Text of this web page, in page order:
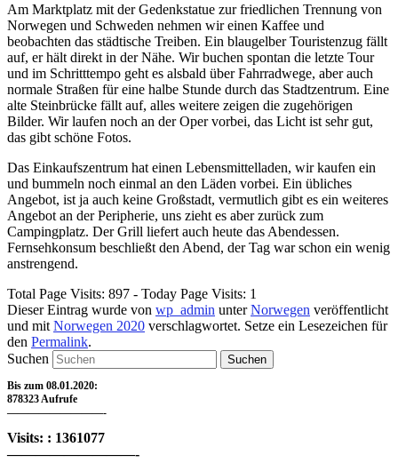
Am Marktplatz mit der Gedenkstatue zur friedlichen Trennung von
Norwegen und Schweden nehmen wir einen Kaffee und
beobachten das städtische Treiben. Ein blaugelber Touristenzug fällt
auf, er hält direkt in der Nähe. Wir buchen spontan die letzte Tour
und im Schritttempo geht es alsbald über Fahrradwege, aber auch
normale Straßen für eine halbe Stunde durch das Stadtzentrum. Eine
alte Steinbrücke fällt auf, alles weitere zeigen die zugehörigen
Bilder. Wir laufen noch an der Oper vorbei, das Licht ist sehr gut,
das gibt schöne Fotos.
Das Einkaufszentrum hat einen Lebensmittelladen, wir kaufen ein
und bummeln noch einmal an den Läden vorbei. Ein übliches
Angebot, ist ja auch keine Großstadt, vermutlich gibt es ein weiteres
Angebot an der Peripherie, uns zieht es aber zurück zum
Campingplatz. Der Grill liefert auch heute das Abendessen.
Fernsehkonsum beschließt den Abend, der Tag war schon ein wenig
anstrengend.
Total Page Visits: 897 - Today Page Visits: 1
Dieser Eintrag wurde von wp_admin unterNorwegen veröffentlicht
und mit Norwegen 2020 verschlagwortet. Setze ein Lesezeichen für
den Permalink.
Suchen
Bis zum 08.01.2020:
878323 Aufrufe
—————————-
Visits: : 1361077
—————————-